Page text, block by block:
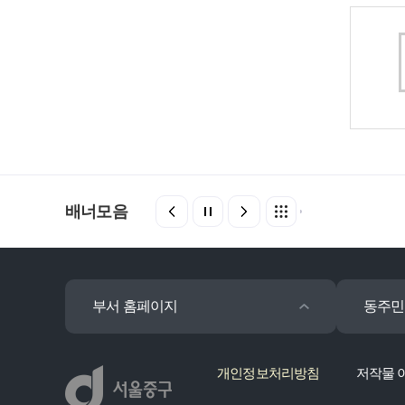
배너모음
부서 홈페이지 동주
개인정보처리방침 저작물